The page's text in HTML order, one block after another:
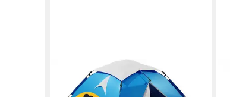
Wurfzelt Aretus - Wurfzelt 2 - 4